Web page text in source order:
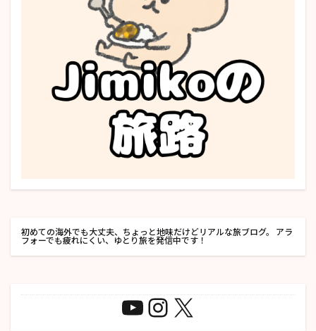
初めての海外でも大丈夫、ちょっと地味だけどリアルな旅ブログ。 アラ
フォーでも疲れにくい、ゆとり旅を発信中です！